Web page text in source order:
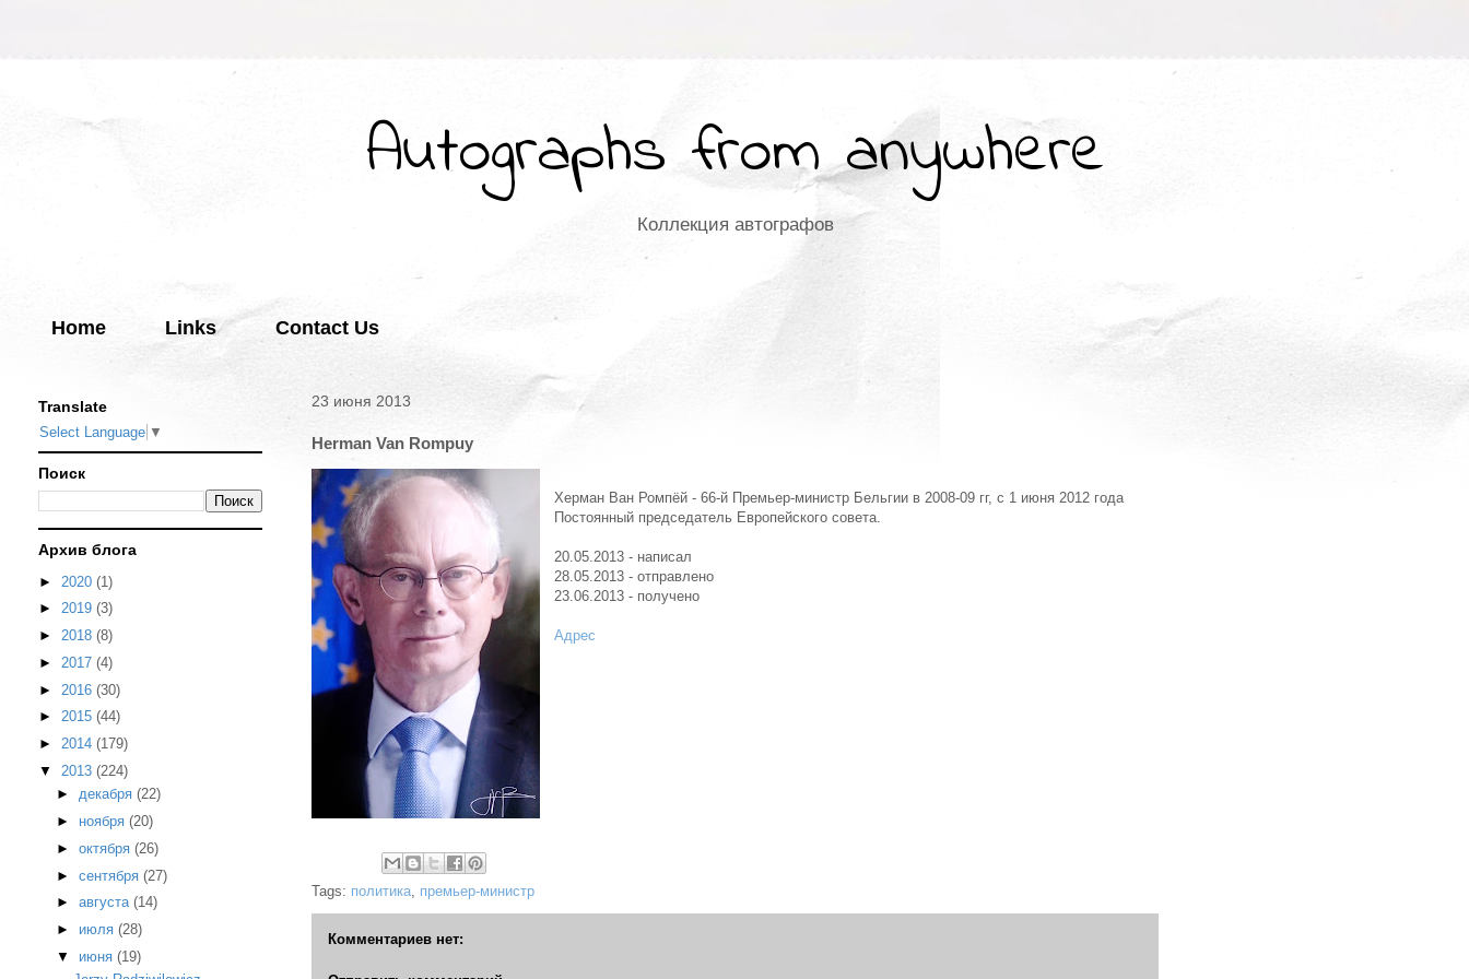
Autographs from anywhere
Коллекция автографов
Home Links Contact Us
23 июня 2013
Herman Van Rompuy
Херман Ван Ромпёй - 66-й Премьер-министр Бельгии в 2008-09 гг, с 1 июня 2012 года
Постоянный председатель Европейского совета.
20.05.2013 - написал
28.05.2013 - отправлено
23.06.2013 - получено
Адрес
Tags: политика, премьер-министр
Комментариев нет:
Translate
Select Language ▼
Поиск
Архив блога
► 2020 (1)
► 2019 (3)
► 2018 (8)
► 2017 (4)
► 2016 (30)
► 2015 (44)
► 2014 (179)
▼ 2013 (224)
► декабря (22)
► ноября (20)
► октября (26)
► сентября (27)
► августа (14)
► июля (28)
▼ июня (19)